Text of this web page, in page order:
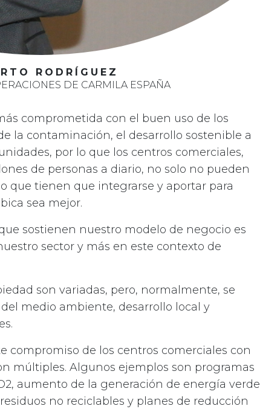
RODRÍGUEZ
DE CARMILA ESPAÑA
comprometida con el buen uso de los
la contaminación, el desarrollo sostenible a
por lo que los centros comerciales,
de personas a diario, no solo no pueden
que tienen que integrarse y aportar para
sea mejor.
sostienen nuestro modelo de negocio es
sector y más en este contexto de
son variadas, pero, normalmente, se
medio ambiente, desarrollo local y
compromiso de los centros comerciales con
múltiples. Algunos ejemplos son programas
aumento de la generación de energía verde
no reciclables y planes de reducción